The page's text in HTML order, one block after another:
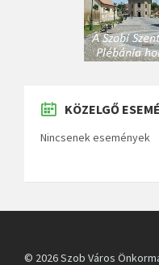
KÖZELGŐ
Nincsenek események
© 2026 Szob Város